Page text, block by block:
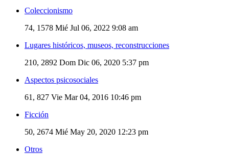
Coleccionismo
74, 1578 Mié Jul 06, 2022 9:08 am
Lugares históricos, museos, reconstrucciones
210, 2892 Dom Dic 06, 2020 5:37 pm
Aspectos psicosociales
61, 827 Vie Mar 04, 2016 10:46 pm
Ficción
50, 2674 Mié May 20, 2020 12:23 pm
Otros